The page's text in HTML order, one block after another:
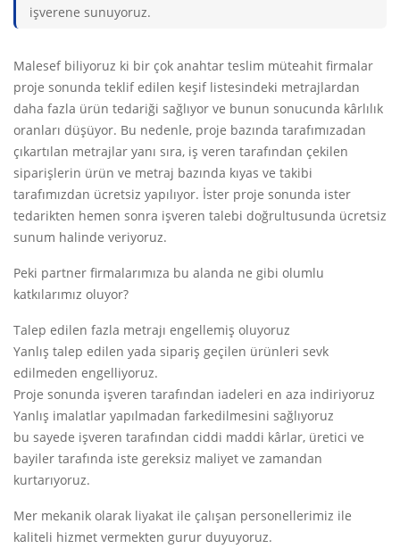
işverene sunuyoruz.
Malesef biliyoruz ki bir çok anahtar teslim müteahit firmalar
proje sonunda teklif edilen keşif listesindeki metrajlardan
daha fazla ürün tedariği sağlıyor ve bunun sonucunda kârlılık
oranları düşüyor. Bu nedenle, proje bazında tarafımızadan
çıkartılan metrajlar yanı sıra, iş veren tarafından çekilen
siparişlerin ürün ve metraj bazında kıyas ve takibi
tarafımızdan ücretsiz yapılıyor. İster proje sonunda ister
tedarikten hemen sonra işveren talebi doğrultusunda ücretsiz
sunum halinde veriyoruz.
Peki partner firmalarımıza bu alanda ne gibi olumlu
katkılarımız oluyor?
Talep edilen fazla metrajı engellemiş oluyoruz
Yanlış talep edilen yada sipariş geçilen ürünleri sevk
edilmeden engelliyoruz.
Proje sonunda işveren tarafından iadeleri en aza indiriyoruz
Yanlış imalatlar yapılmadan farkedilmesini sağlıyoruz
bu sayede işveren tarafından ciddi maddi kârlar, üretici ve
bayiler tarafında iste gereksiz maliyet ve zamandan
kurtarıyoruz.
Mer mekanik olarak liyakat ile çalışan personellerimiz ile
kaliteli hizmet vermekten gurur duyuyoruz.